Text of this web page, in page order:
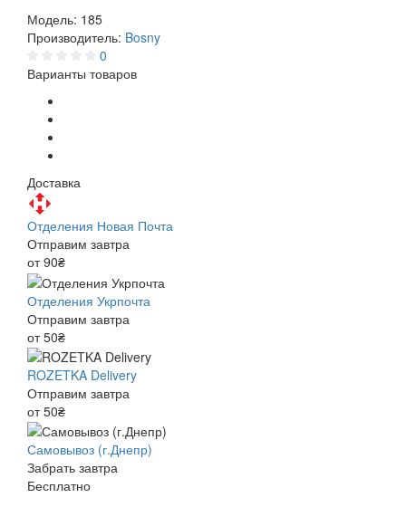
Модель: 185
Производитель: Bosny
0
Варианты товаров
Доставка
Отделения Новая Почта
Отправим завтра
от 90₴
Отделения Укрпочта
Отправим завтра
от 50₴
ROZETKA Delivery
Отправим завтра
от 50₴
Самовывоз (г.Днепр)
Забрать завтра
Бесплатно